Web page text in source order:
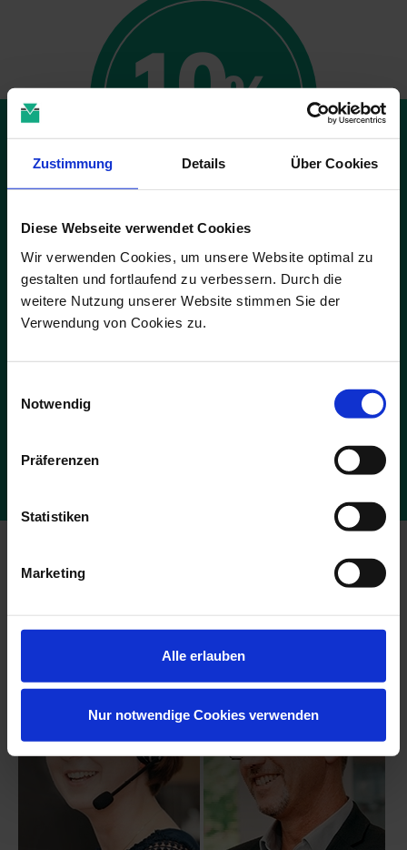
Zustimmung Details Über Cookies
Diese Webseite verwendet Cookies
Wir verwenden Cookies, um unsere Website optimal zu
gestalten und fortlaufend zu verbessern. Durch die
weitere Nutzung unserer Website stimmen Sie der
Verwendung von Cookies zu.
Notwendig
Präferenzen
Statistiken
Marketing
Alle erlauben
Nur notwendige Cookies verwenden
10%
GUTSCHEIN
ADS-Newsmail
Melden Sie sich jetzt für unsere kostenfreie ADS-Newsmail an und
sichern Sie sich einmalig10 % Rabattauf Ihren Online-Einkauf.
JETZT GUTSCHEIN SICHERN
Die Abmeldung ist jederzeit möglich. Es gelten die Bedingungen zum